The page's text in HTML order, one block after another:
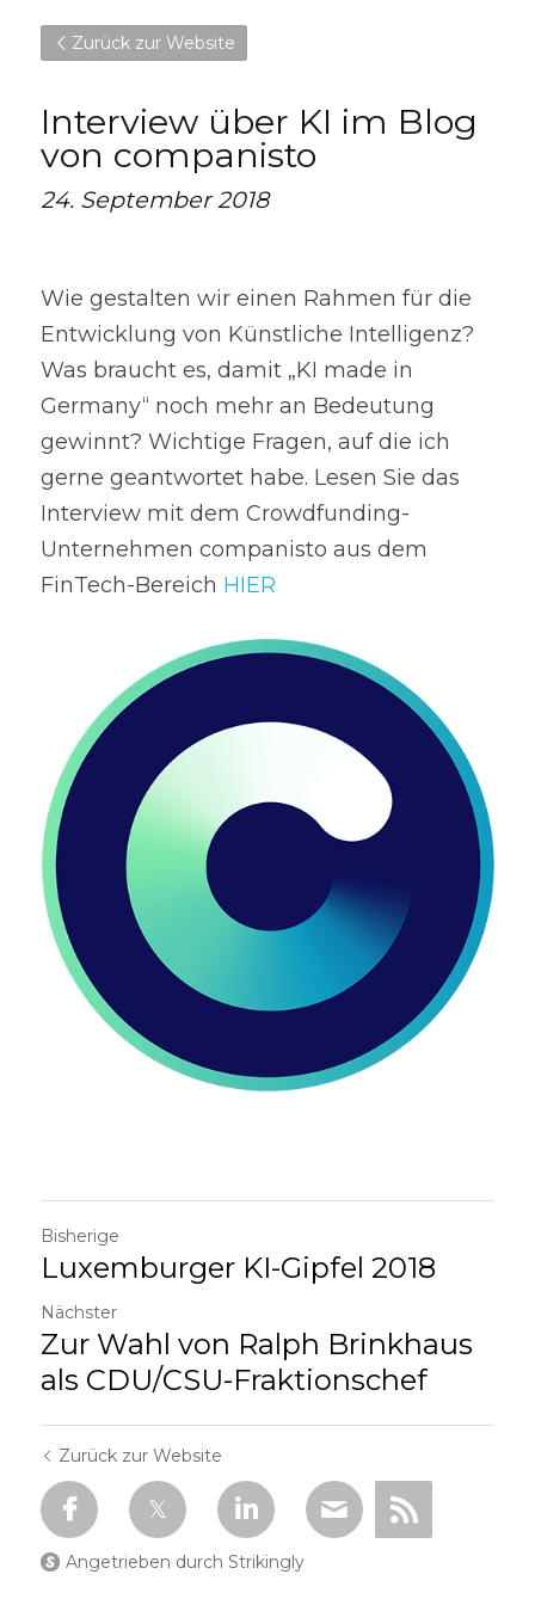
Zurück zur Website
Interview über KI im Blog
von companisto
24. September 2018
Wie gestalten wir einen Rahmen für die
Entwicklung von Künstliche Intelligenz?
Was braucht es, damit „KI made in
Germany“ noch mehr an Bedeutung
gewinnt? Wichtige Fragen, auf die ich
gerne geantwortet habe. Lesen Sie das
Interview mit dem Crowdfunding-
Unternehmen companisto aus dem
FinTech-Bereich HIER
Bisherige
Luxemburger KI-Gipfel 2018
Nächster
Zur Wahl von Ralph Brinkhaus
als CDU/CSU-Fraktionschef
Zurück zur Website
Angetrieben durch Strikingly